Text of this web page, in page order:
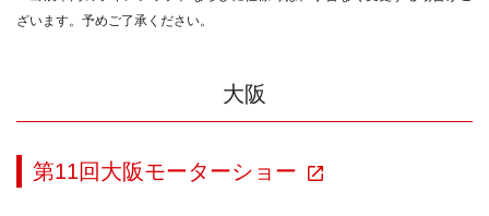
ざいます。予めご了承ください。
大阪
第11回大阪モーターショー